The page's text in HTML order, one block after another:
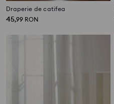
Draperie de catifea
45,99 RON